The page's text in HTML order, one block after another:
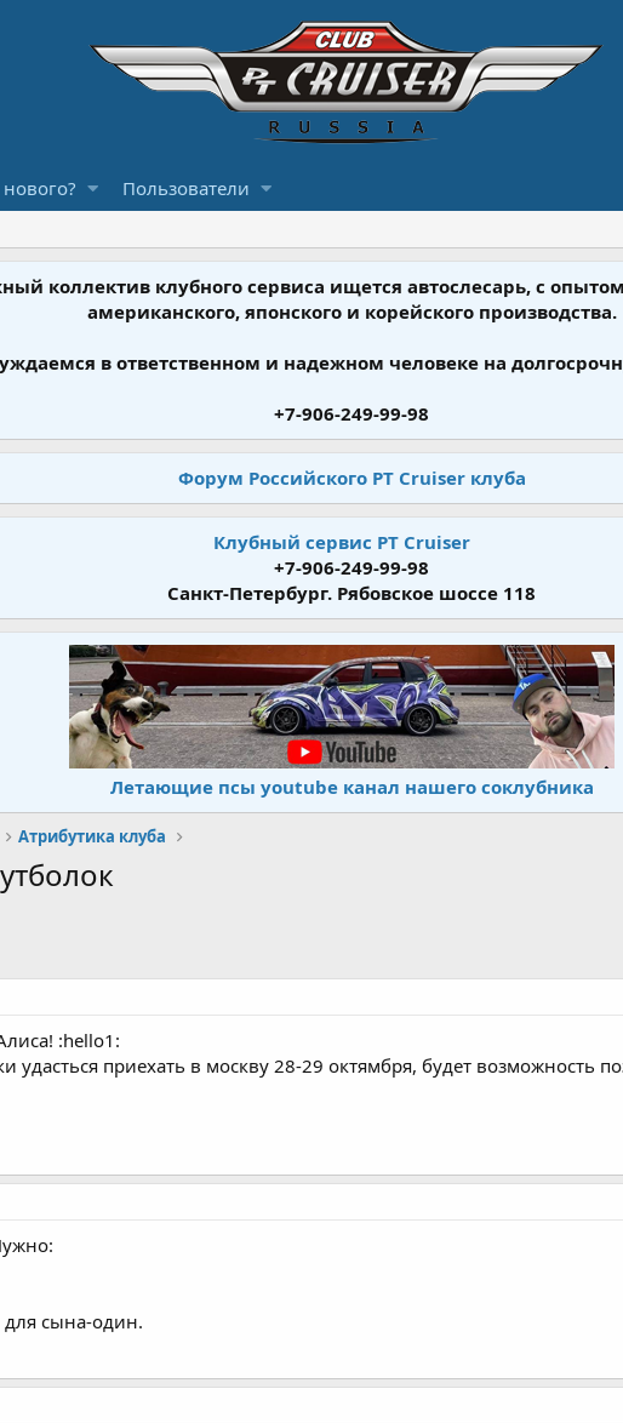
Пользователи
коллектив клубного сервиса ищется автослесарь, с
американского, японского и корейского производства.
в ответственном и надежном человеке на
+7-906-249-99-98
Форум Российского PT Cruiser клуба
Клубный сервис PT Cruiser
+7-906-249-99-98
Санкт-Петербург. Рябовское шоссе 118
Летающие псы youtube канал нашего соклубника
Атрибутика клуба
:hello1:
удасться приехать в москву 28-29 октямбря, будет возможность
сына-один.